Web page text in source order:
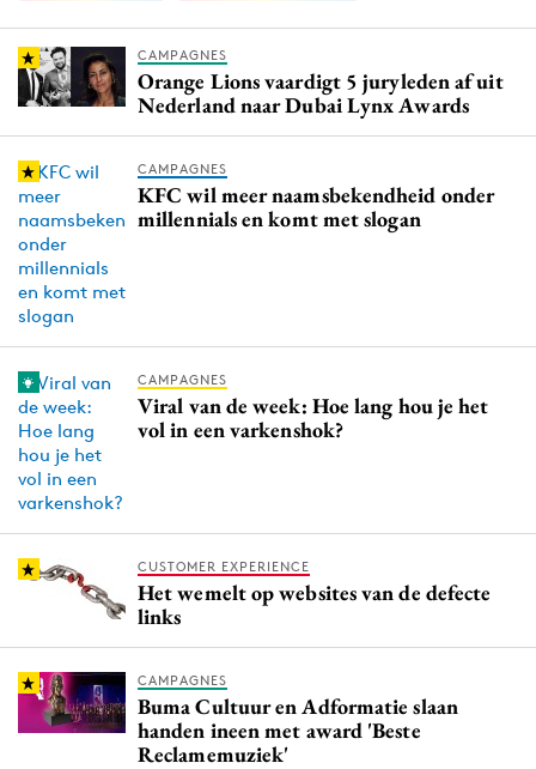
Influencer marketing
Interne communicatie
Media
Merkstrategie
PR
Programmatic
Purpose Marketing
CAMPAGNES
Orange Lions vaardigt 5 juryleden af uit
Nederland naar Dubai Lynx Awards
CAMPAGNES
KFC wil meer naamsbekendheid onder
millennials en komt met slogan
CAMPAGNES
Viral van de week: Hoe lang hou je het
vol in een varkenshok?
CUSTOMER EXPERIENCE
Het wemelt op websites van de defecte
links
CAMPAGNES
Buma Cultuur en Adformatie slaan
handen ineen met award 'Beste
Reclamemuziek'